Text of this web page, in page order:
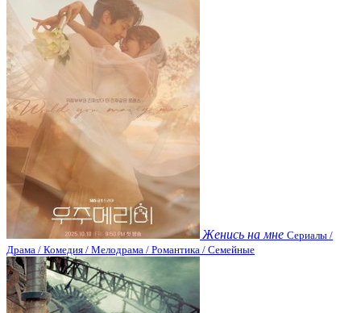
Женись на мне Сериалы /
Драма / Комедия / Мелодрама / Романтика / Семейные